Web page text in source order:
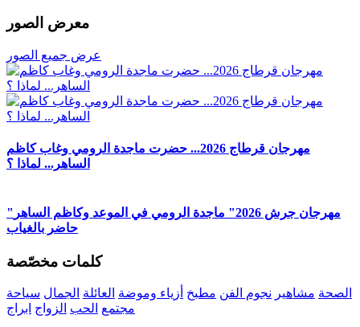
معرض الصور
عرض جميع الصور
مهرجان قرطاج 2026... حضرت ماجدة الرومي وغاب كاظم
الساهر... لماذا ؟
"مهرجان جرش 2026" ماجدة الرومي في الموعد وكاظم الساهر
حاضر بالغياب
كلمات مخصّصة
الصحة مشاهير نجوم الفن مطبخ أزياء وموضة العائلة الجمال سياحة
مجتمع الحب الزواج ابراج